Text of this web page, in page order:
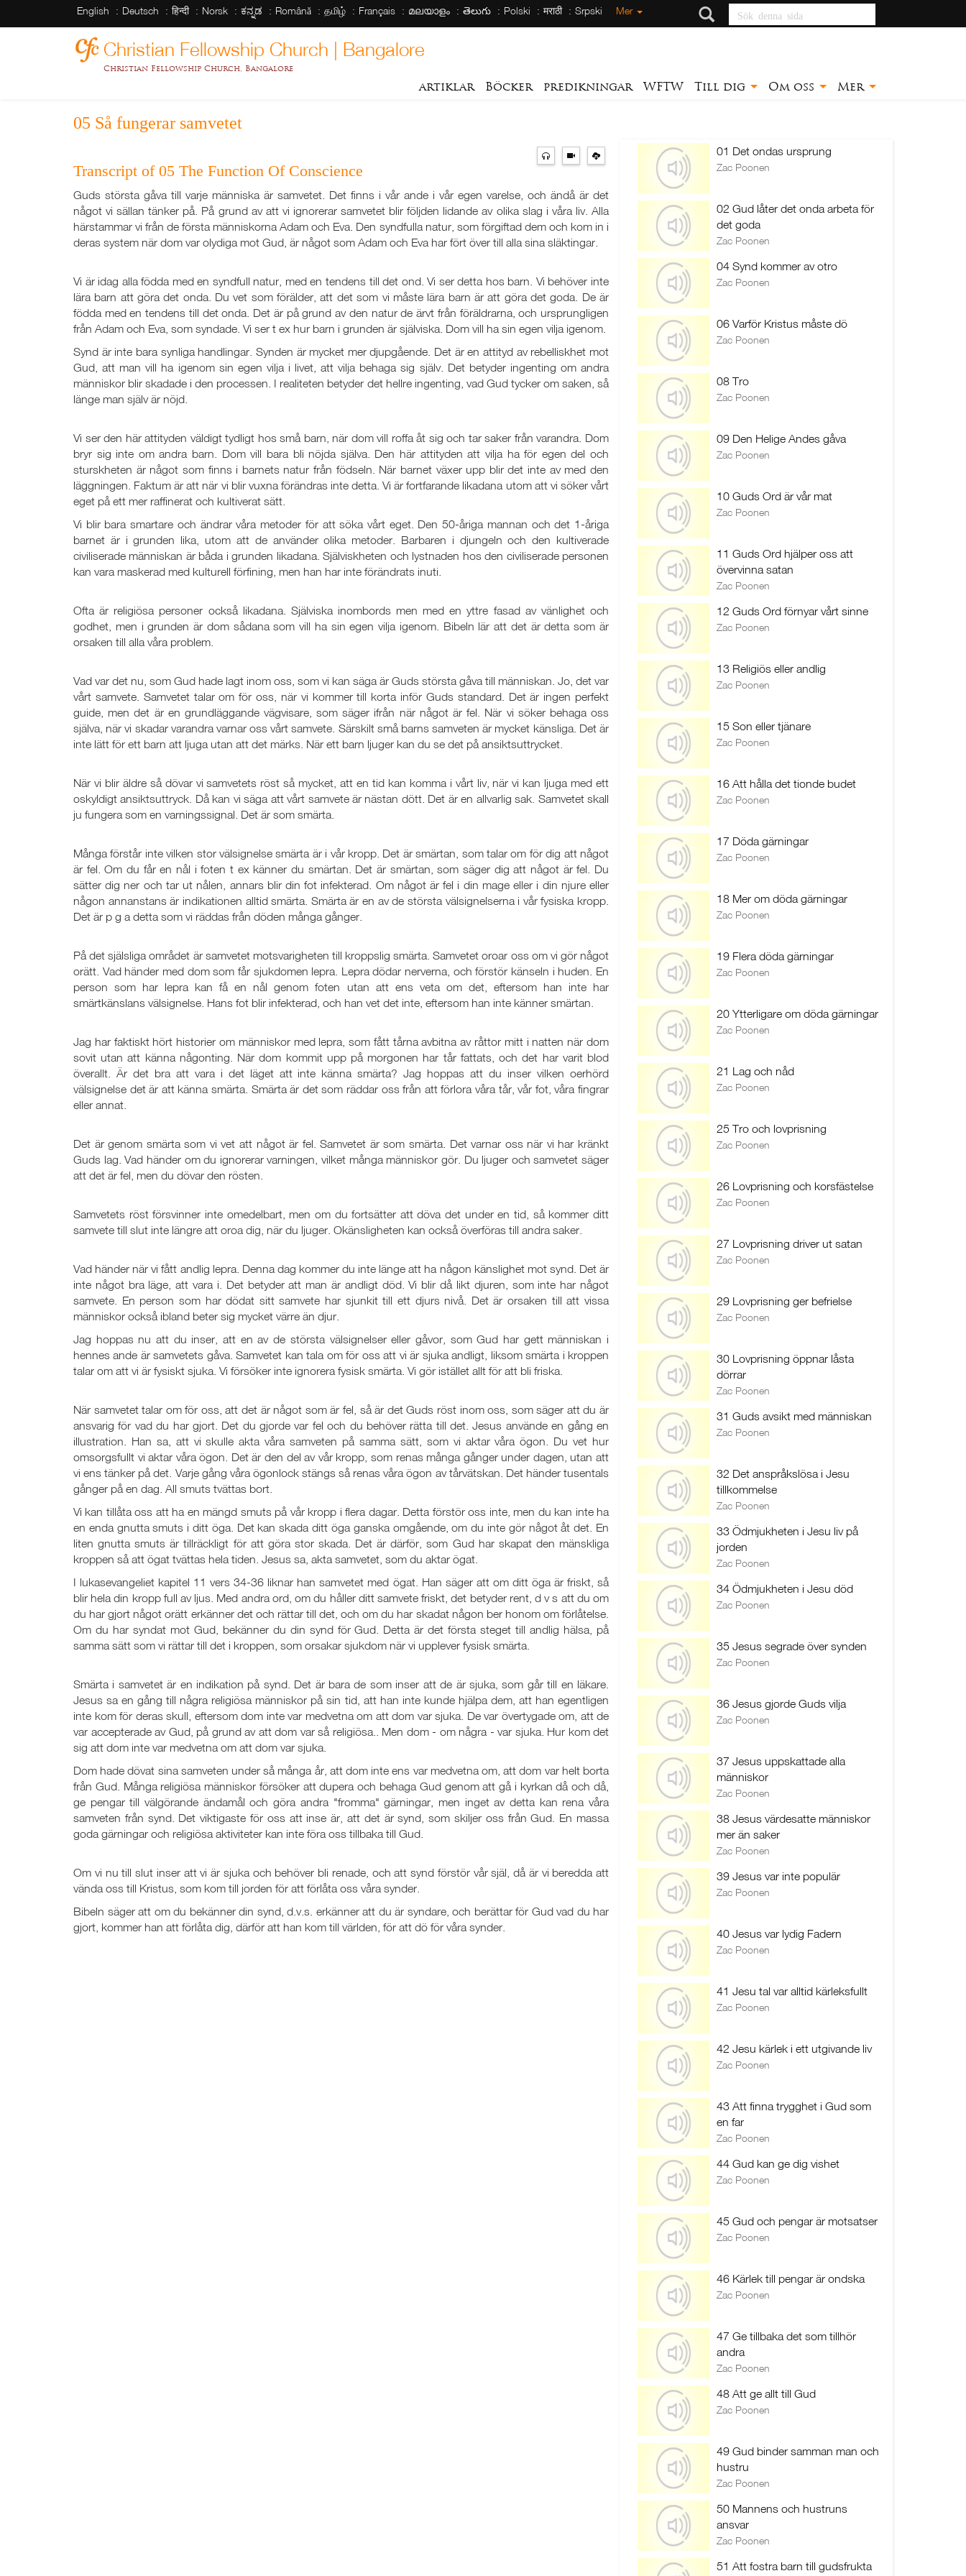
English Deutsch हिन्दी Norsk ಕನ್ನಡ Română தமிழ் Français മലയാളം తెలుగు Polski मराठी Srpski Mer Sök denna sida
Christian Fellowship Church | Bangalore
Christian Fellowship Church, Bangalore
artiklar Böcker predikningar WFTW Till dig Om oss Mer
05 Så fungerar samvetet
Transcript of 05 The Function Of Conscience
Guds största gåva till varje människa är samvetet. Det finns i vår ande i vår egen varelse, och ändå är det
något vi sällan tänker på. På grund av att vi ignorerar samvetet blir följden lidande av olika slag i våra liv. Alla
härstammar vi från de första människorna Adam och Eva. Den syndfulla natur, som förgiftad dem och kom in i
deras system när dom var olydiga mot Gud, är något som Adam och Eva har fört över till alla sina släktingar.
Vi är idag alla födda med en syndfull natur, med en tendens till det ond. Vi ser detta hos barn. Vi behöver inte
lära barn att göra det onda. Du vet som förälder, att det som vi måste lära barn är att göra det goda. De är
födda med en tendens till det onda. Det är på grund av den natur de ärvt från föräldrarna, och ursprungligen
från Adam och Eva, som syndade. Vi ser t ex hur barn i grunden är själviska. Dom vill ha sin egen vilja igenom.
Synd är inte bara synliga handlingar. Synden är mycket mer djupgående. Det är en attityd av rebelliskhet mot
Gud, att man vill ha igenom sin egen vilja i livet, att vilja behaga sig själv. Det betyder ingenting om andra
människor blir skadade i den processen. I realiteten betyder det hellre ingenting, vad Gud tycker om saken, så
länge man själv är nöjd.
Vi ser den här attityden väldigt tydligt hos små barn, när dom vill roffa åt sig och tar saker från varandra. Dom
bryr sig inte om andra barn. Dom vill bara bli nöjda själva. Den här attityden att vilja ha för egen del och
sturskheten är något som finns i barnets natur från födseln. När barnet växer upp blir det inte av med den
läggningen. Faktum är att när vi blir vuxna förändras inte detta. Vi är fortfarande likadana utom att vi söker vårt
eget på ett mer raffinerat och kultiverat sätt.
Vi blir bara smartare och ändrar våra metoder för att söka vårt eget. Den 50-åriga mannan och det 1-åriga
barnet är i grunden lika, utom att de använder olika metoder. Barbaren i djungeln och den kultiverade
civiliserade människan är båda i grunden likadana. Själviskheten och lystnaden hos den civiliserade personen
kan vara maskerad med kulturell förfining, men han har inte förändrats inuti.
Ofta är religiösa personer också likadana. Själviska inombords men med en yttre fasad av vänlighet och
godhet, men i grunden är dom sådana som vill ha sin egen vilja igenom. Bibeln lär att det är detta som är
orsaken till alla våra problem.
Vad var det nu, som Gud hade lagt inom oss, som vi kan säga är Guds största gåva till människan. Jo, det var
vårt samvete. Samvetet talar om för oss, när vi kommer till korta inför Guds standard. Det är ingen perfekt
guide, men det är en grundläggande vägvisare, som säger ifrån när något är fel. När vi söker behaga oss
själva, när vi skadar varandra varnar oss vårt samvete. Särskilt små barns samveten är mycket känsliga. Det är
inte lätt för ett barn att ljuga utan att det märks. När ett barn ljuger kan du se det på ansiktsuttrycket.
När vi blir äldre så dövar vi samvetets röst så mycket, att en tid kan komma i vårt liv, när vi kan ljuga med ett
oskyldigt ansiktsuttryck. Då kan vi säga att vårt samvete är nästan dött. Det är en allvarlig sak. Samvetet skall
ju fungera som en varningssignal. Det är som smärta.
Många förstår inte vilken stor välsignelse smärta är i vår kropp. Det är smärtan, som talar om för dig att något
är fel. Om du får en nål i foten t ex känner du smärtan. Det är smärtan, som säger dig att något är fel. Du
sätter dig ner och tar ut nålen, annars blir din fot infekterad. Om något är fel i din mage eller i din njure eller
någon annanstans är indikationen alltid smärta. Smärta är en av de största välsignelserna i vår fysiska kropp.
Det är p g a detta som vi räddas från döden många gånger.
På det själsliga området är samvetet motsvarigheten till kroppslig smärta. Samvetet oroar oss om vi gör något
orätt. Vad händer med dom som får sjukdomen lepra. Lepra dödar nerverna, och förstör känseln i huden. En
person som har lepra kan få en nål genom foten utan att ens veta om det, eftersom han inte har
smärtkänslans välsignelse. Hans fot blir infekterad, och han vet det inte, eftersom han inte känner smärtan.
Jag har faktiskt hört historier om människor med lepra, som fått tårna avbitna av råttor mitt i natten när dom
sovit utan att känna någonting. När dom kommit upp på morgonen har tår fattats, och det har varit blod
överallt. Är det bra att vara i det läget att inte känna smärta? Jag hoppas att du inser vilken oerhörd
välsignelse det är att känna smärta. Smärta är det som räddar oss från att förlora våra tår, vår fot, våra fingrar
eller annat.
Det är genom smärta som vi vet att något är fel. Samvetet är som smärta. Det varnar oss när vi har kränkt
Guds lag. Vad händer om du ignorerar varningen, vilket många människor gör. Du ljuger och samvetet säger
att det är fel, men du dövar den rösten.
Samvetets röst försvinner inte omedelbart, men om du fortsätter att döva det under en tid, så kommer ditt
samvete till slut inte längre att oroa dig, när du ljuger. Okänsligheten kan också överföras till andra saker.
Vad händer när vi fått andlig lepra. Denna dag kommer du inte länge att ha någon känslighet mot synd. Det är
inte något bra läge, att vara i. Det betyder att man är andligt död. Vi blir då likt djuren, som inte har något
samvete. En person som har dödat sitt samvete har sjunkit till ett djurs nivå. Det är orsaken till att vissa
människor också ibland beter sig mycket värre än djur.
Jag hoppas nu att du inser, att en av de största välsignelser eller gåvor, som Gud har gett människan i
hennes ande är samvetets gåva. Samvetet kan tala om för oss att vi är sjuka andligt, liksom smärta i kroppen
talar om att vi är fysiskt sjuka. Vi försöker inte ignorera fysisk smärta. Vi gör istället allt för att bli friska.
När samvetet talar om för oss, att det är något som är fel, så är det Guds röst inom oss, som säger att du är
ansvarig för vad du har gjort. Det du gjorde var fel och du behöver rätta till det. Jesus använde en gång en
illustration. Han sa, att vi skulle akta våra samveten på samma sätt, som vi aktar våra ögon. Du vet hur
omsorgsfullt vi aktar våra ögon. Det är den del av vår kropp, som renas många gånger under dagen, utan att
vi ens tänker på det. Varje gång våra ögonlock stängs så renas våra ögon av tårvätskan. Det händer tusentals
gånger på en dag. All smuts tvättas bort.
Vi kan tillåta oss att ha en mängd smuts på vår kropp i flera dagar. Detta förstör oss inte, men du kan inte ha
en enda gnutta smuts i ditt öga. Det kan skada ditt öga ganska omgående, om du inte gör något åt det. En
liten gnutta smuts är tillräckligt för att göra stor skada. Det är därför, som Gud har skapat den mänskliga
kroppen så att ögat tvättas hela tiden. Jesus sa, akta samvetet, som du aktar ögat.
I lukasevangeliet kapitel 11 vers 34-36 liknar han samvetet med ögat. Han säger att om ditt öga är friskt, så
blir hela din kropp full av ljus. Med andra ord, om du håller ditt samvete friskt, det betyder rent, d v s att du om
du har gjort något orätt erkänner det och rättar till det, och om du har skadat någon ber honom om förlåtelse.
Om du har syndat mot Gud, bekänner du din synd för Gud. Detta är det första steget till andlig hälsa, på
samma sätt som vi rättar till det i kroppen, som orsakar sjukdom när vi upplever fysisk smärta.
Smärta i samvetet är en indikation på synd. Det är bara de som inser att de är sjuka, som går till en läkare.
Jesus sa en gång till några religiösa människor på sin tid, att han inte kunde hjälpa dem, att han egentligen
inte kom för deras skull, eftersom dom inte var medvetna om att dom var sjuka. De var övertygade om, att de
var accepterade av Gud, på grund av att dom var så religiösa.. Men dom - om några - var sjuka. Hur kom det
sig att dom inte var medvetna om att dom var sjuka.
Dom hade dövat sina samveten under så många år, att dom inte ens var medvetna om, att dom var helt borta
från Gud. Många religiösa människor försöker att dupera och behaga Gud genom att gå i kyrkan då och då,
ge pengar till välgörande ändamål och göra andra "fromma" gärningar, men inget av detta kan rena våra
samveten från synd. Det viktigaste för oss att inse är, att det är synd, som skiljer oss från Gud. En massa
goda gärningar och religiösa aktiviteter kan inte föra oss tillbaka till Gud.
Om vi nu till slut inser att vi är sjuka och behöver bli renade, och att synd förstör vår själ, då är vi beredda att
vända oss till Kristus, som kom till jorden för att förlåta oss våra synder.
Bibeln säger att om du bekänner din synd, d.v.s. erkänner att du är syndare, och berättar för Gud vad du har
gjort, kommer han att förlåta dig, därför att han kom till världen, för att dö för våra synder.
01 Det ondas ursprung
Zac Poonen
02 Gud låter det onda arbeta för
det goda
Zac Poonen
04 Synd kommer av otro
Zac Poonen
06 Varför Kristus måste dö
Zac Poonen
08 Tro
Zac Poonen
09 Den Helige Andes gåva
Zac Poonen
10 Guds Ord är vår mat
Zac Poonen
11 Guds Ord hjälper oss att
övervinna satan
Zac Poonen
12 Guds Ord förnyar vårt sinne
Zac Poonen
13 Religiös eller andlig
Zac Poonen
15 Son eller tjänare
Zac Poonen
16 Att hålla det tionde budet
Zac Poonen
17 Döda gärningar
Zac Poonen
18 Mer om döda gärningar
Zac Poonen
19 Flera döda gärningar
Zac Poonen
20 Ytterligare om döda gärningar
Zac Poonen
21 Lag och nåd
Zac Poonen
25 Tro och lovprisning
Zac Poonen
26 Lovprisning och korsfästelse
Zac Poonen
27 Lovprisning driver ut satan
Zac Poonen
29 Lovprisning ger befrielse
Zac Poonen
30 Lovprisning öppnar låsta
dörrar
Zac Poonen
31 Guds avsikt med människan
Zac Poonen
32 Det anspråkslösa i Jesu
tillkommelse
Zac Poonen
33 Ödmjukheten i Jesu liv på
jorden
Zac Poonen
34 Ödmjukheten i Jesu död
Zac Poonen
35 Jesus segrade över synden
Zac Poonen
36 Jesus gjorde Guds vilja
Zac Poonen
37 Jesus uppskattade alla
människor
Zac Poonen
38 Jesus värdesatte människor
mer än saker
Zac Poonen
39 Jesus var inte populär
Zac Poonen
40 Jesus var lydig Fadern
Zac Poonen
41 Jesu tal var alltid kärleksfullt
Zac Poonen
42 Jesu kärlek i ett utgivande liv
Zac Poonen
43 Att finna trygghet i Gud som
en far
Zac Poonen
44 Gud kan ge dig vishet
Zac Poonen
45 Gud och pengar är motsatser
Zac Poonen
46 Kärlek till pengar är ondska
Zac Poonen
47 Ge tillbaka det som tillhör
andra
Zac Poonen
48 Att ge allt till Gud
Zac Poonen
49 Gud binder samman man och
hustru
Zac Poonen
50 Mannens och hustruns
ansvar
Zac Poonen
51 Att fostra barn till gudsfrukta